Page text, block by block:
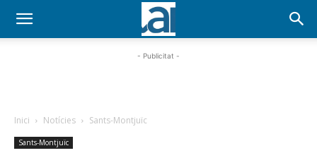
- Publicitat -
Inici Notícies Sants-Montjuïc
Sants-Montjuïc